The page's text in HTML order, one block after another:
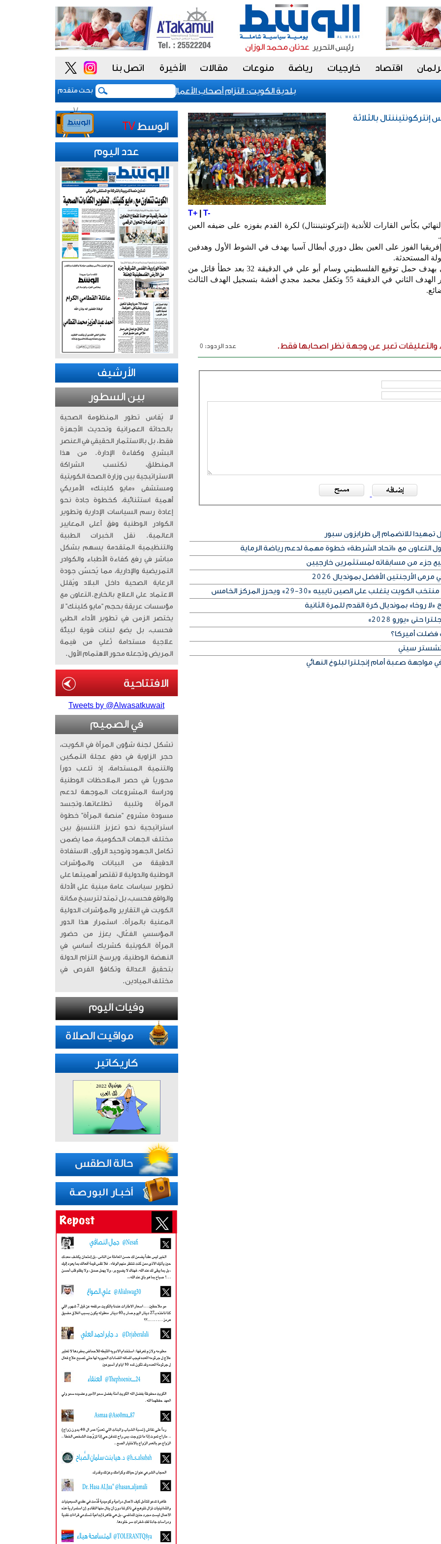
اقتصاد خارجيات رياضة منوعات مقالات الأخيرة اتصل بنا
بحث متقدم
بلدية الكويت: التزام أصحاب الأعمال بترخيص أنشطتهم التجارية ضمان للاستدامة
بالثلاثة
T+| T-
بكأس القارات للأندية (إنتركونتيننتال) لكرة القدم بفوزه على ضيفه العين
الفوز على العين بطل دوري أبطال آسيا بهدف في الشوط الأول وهدفين
المستحدثة.
وانتهى الشوط الأول بتقدم الأهلي بهدف حمل توقيع الفلسطيني وسام أبو علي في الدقيقة 32 بعد خطأ قاتل من
دفاع العين ثم أضاف إمام عاشور الهدف الثاني في الدقيقة 55 وتكفل محمد مجدي أفشة بتسجيل الهدف الثالث
والتعليقات تعبر عن وجهة نظر اصحابها فقط.
عدد الردود: 0
للانضمام إلى طرابزون سبور
التعاون مع «اتحاد الشرطة» خطوة مهمة لدعم رياضة الرماية
جزء من مسابقاته لمستثمرين خارجيين
الأرجنتين الأفضل بمونديال 2026
روخا» بمونديال كرة القدم للمرة الثانية
حتى «يورو 2028»
فضلت أميركا؟
سيتي
عدد اليوم
الأرشيف
بين السطور
لا يُقاس تطور المنظومة الصحية
بالحداثة العمرانية وتحديث الأجهزة
فقط، بل بالاستثمار الحقيقي في العنصر
البشري وكفاءة الإدارة. من هذا
المنطلق، تكتسب الشراكة
الاستراتيجية بين وزارة الصحة الكويتية
ومستشفى «مايو كلينك» الأمريكي
أهمية استثنائية، كخطوة جادة نحو
إعادة رسم السياسات الإدارية وتطوير
الكوادر الوطنية وفق أعلى المعايير
العالمية. ​ نقل الخبرات الطبية
والتنظيمية المتقدمة يسهم بشكل
مباشر في رفع كفاءة الأطباء والكوادر
التمريضية والإدارية، مما يُحسّن جودة
الرعاية الصحية داخل البلاد ويُقلل
الاعتماد على العلاج بالخارج. ​التعاون مع
مؤسسات عريقة بحجم “مايو كلينك” لا
يختصر الزمن في تطوير الأداء الطبي
فحسب، بل يضع لبنات قوية لبيئة
علاجية مستدامة تُعلي من قيمة
المريض وتجعله محور الاهتمام الأول.
Tweets by @Alwasatkuwait
في الصميم
تشكل لجنة شؤون المرأة في الكويت،
حجر الزاوية في دفع عجلة التمكين
والتنمية المستدامة، إذ تلعب دوراً
محورياً في حصر الملاحظات الوطنية
ودراسة المشروعات الموجهة لدعم
المرأة وتلبية تطلعاتها. ​وتجسد
مسودة مشروع “منصة المرأة” خطوة
استراتيجية نحو تعزيز التنسيق بين
مختلف الجهات الحكومية، مما يضمن
تكامل الجهود وتوحيد الرؤى. الاستفادة
الدقيقة من البيانات والمؤشرات
الوطنية والدولية لا تقتصر أهميتها على
تطوير سياسات عامة مبنية على الأدلة
والواقع فحسب، بل تمتد لترسيخ مكانة
الكويت في التقارير والمؤشرات الدولية
المعنية بالمرأة. ​ استمرار هذا الدور
المؤسسي الفعّال، يعزز من حضور
المرأة الكويتية كشريك أساسي في
النهضة الوطنية، ويرسخ التزام الدولة
بتحقيق العدالة وتكافؤ الفرص في
مختلف الميادين.
كاريكاتير